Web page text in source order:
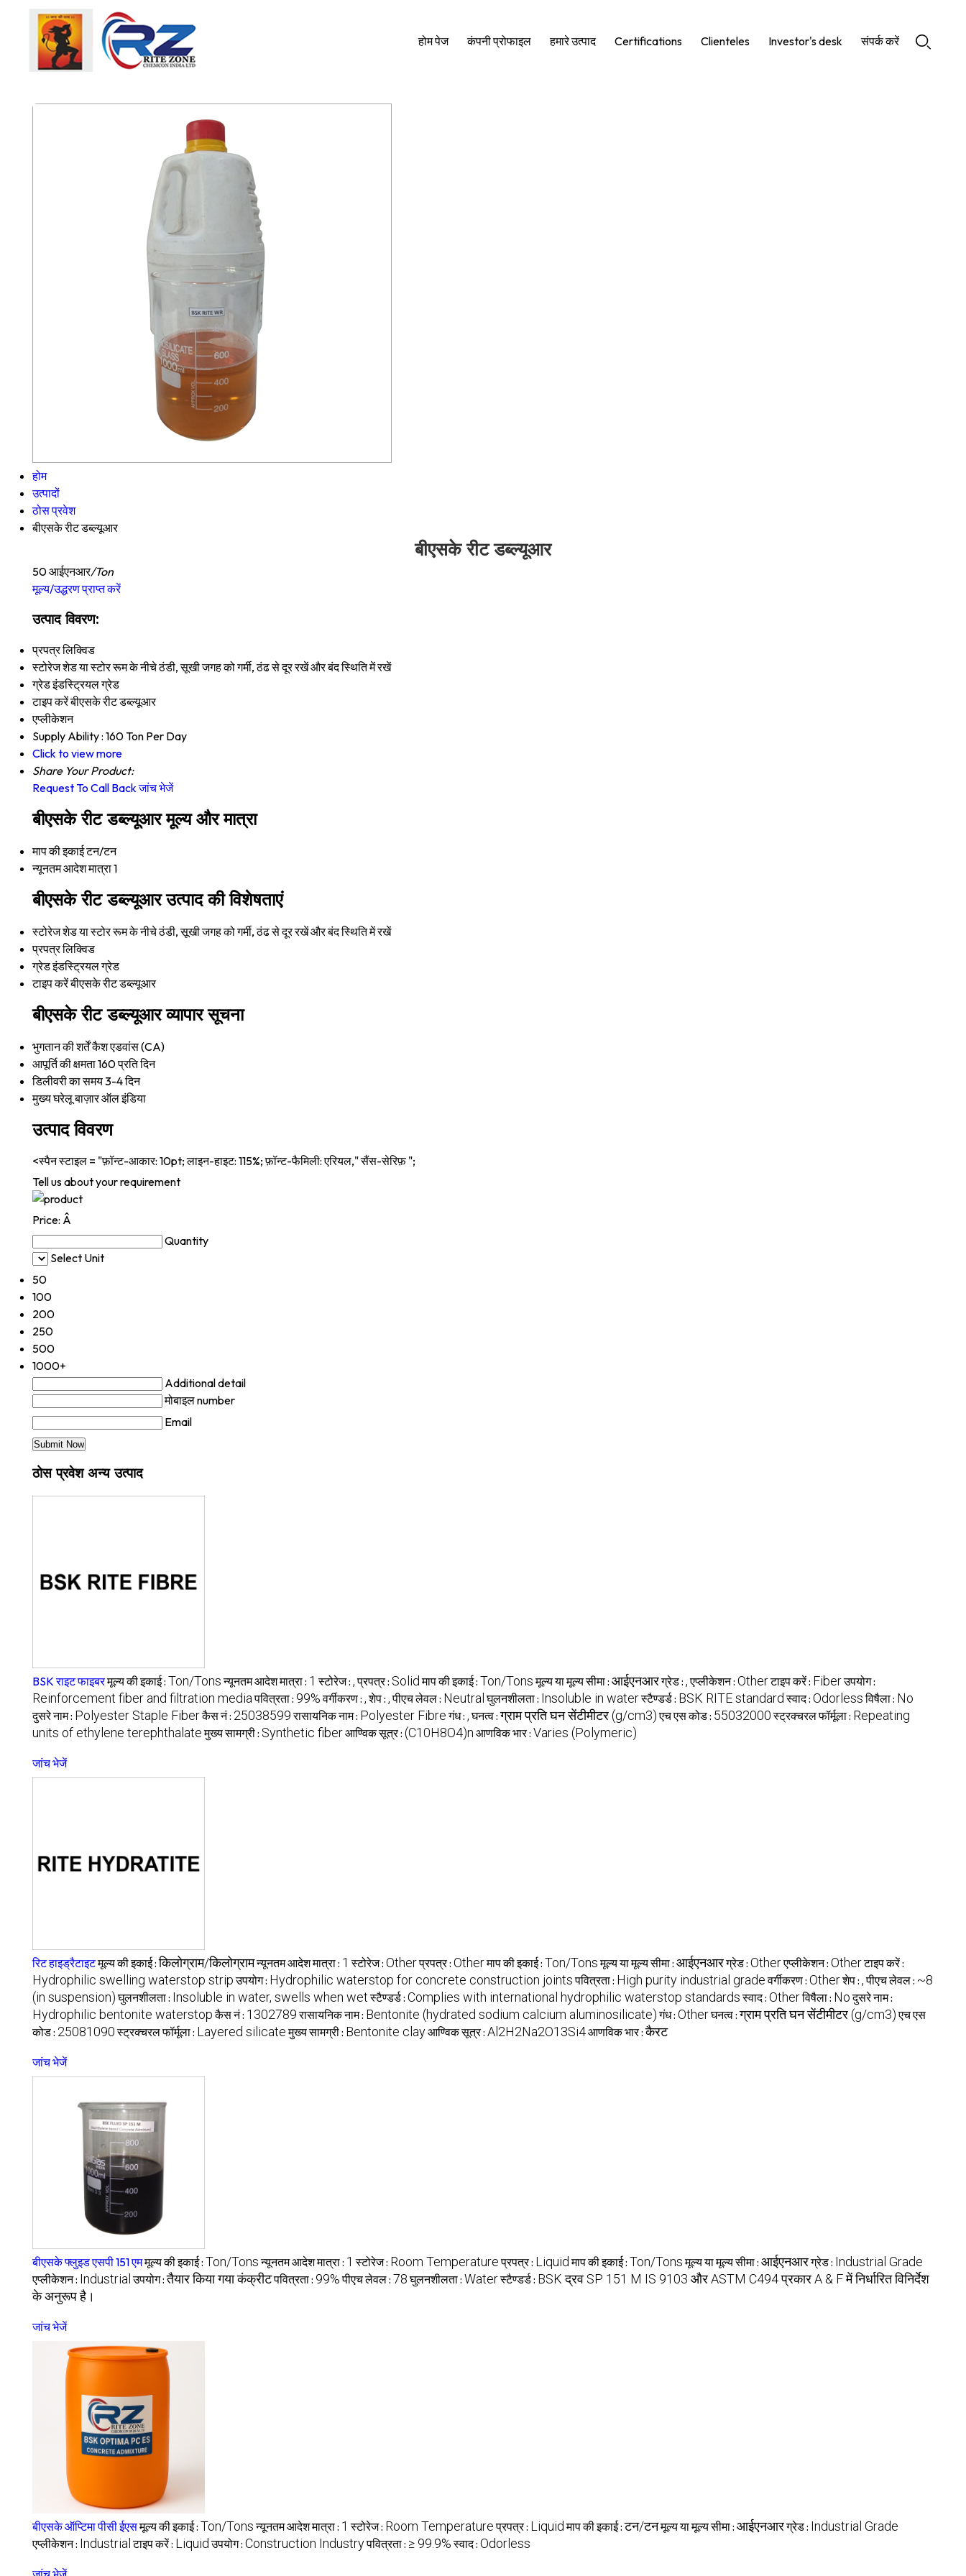
होम पेज कंपनी प्रोफाइल हमारे उत्पाद Certifications Clienteles Investor's desk संपर्क करें
होम
उत्पादों
ठोस प्रवेश
बीएसके रीट डब्ल्यूआर
बीएसके रीट डब्ल्यूआर
50 आईएनआर/Ton
मूल्य/उद्धरण प्राप्त करें
उत्पाद विवरण:
प्रपत्रलिक्विड
स्टोरेजशेड या स्टोर रूम के नीचे ठंडी, सूखी जगह को गर्मी, ठंढ से दूर रखें और बंद स्थिति में रखें
ग्रेडइंडस्ट्रियल ग्रेड
टाइप करेंबीएसके रीट डब्ल्यूआर
एप्लीकेशन
Supply Ability : 160 Ton Per Day
Click to view more
Share Your Product:
Request To Call Backजांच भेजें
बीएसके रीट डब्ल्यूआर मूल्य और मात्रा
माप की इकाईटन/टन
न्यूनतम आदेश मात्रा1
बीएसके रीट डब्ल्यूआर उत्पाद की विशेषताएं
स्टोरेजशेड या स्टोर रूम के नीचे ठंडी, सूखी जगह को गर्मी, ठंढ से दूर रखें और बंद स्थिति में रखें
प्रपत्रलिक्विड
ग्रेडइंडस्ट्रियल ग्रेड
टाइप करेंबीएसके रीट डब्ल्यूआर
बीएसके रीट डब्ल्यूआर व्यापार सूचना
भुगतान की शर्तेंकैश एडवांस (CA)
आपूर्ति की क्षमता160 प्रति दिन
डिलीवरी का समय3-4 दिन
मुख्य घरेलू बाज़ारऑल इंडिया
उत्पाद विवरण
<स्पैन स्टाइल = "फ़ॉन्ट-आकार: 10pt; लाइन-हाइट: 115%; फ़ॉन्ट-फैमिली: एरियल," सैंस-सेरिफ़ ";
Tell us about your requirement
Price: Â
Quantity
Select Unit
50
100
200
250
500
1000+
Additional detail
मोबाइल number
Email
ठोस प्रवेश अन्य उत्पाद
BSK राइट फाइबरमूल्य की इकाई : Ton/Tons न्यूनतम आदेश मात्रा : 1 स्टोरेज : , प्रपत्र : Solid माप की इकाई : Ton/Tons मूल्य या मूल्य सीमा : आईएनआरग्रेड : , एप्लीकेशन : Otherटाइप करें : Fiberउपयोग :
Reinforcement fiber and filtration media पवित्रता : 99% वर्गीकरण : , शेप : , पीएच लेवल : Neutral घुलनशीलता : Insoluble in waterस्टैण्डर्ड : BSK RITE standard स्वाद : Odorless विषैला : No
दुसरे नाम : Polyester Staple Fiberकैस नं : 25038599 रासायनिक नाम : Polyester Fibre गंध : , घनत्व :ग्राम प्रति घन सेंटीमीटर (g/cm3) एच एस कोड : 55032000 स्ट्रक्चरल फॉर्मूला : Repeating
units of ethylene terephthalate मुख्य सामग्री : Synthetic fiberआण्विक सूत्र : (C10H8O4)n आणविक भार : Varies (Polymeric)
जांच भेजें
रिट हाइड्रैटाइटमूल्य की इकाई :किलोग्राम/किलोग्रामन्यूनतम आदेश मात्रा : 1 स्टोरेज : Otherप्रपत्र : Otherमाप की इकाई : Ton/Tons मूल्य या मूल्य सीमा : आईएनआरग्रेड : Otherएप्लीकेशन : Otherटाइप करें :
Hydrophilic swelling waterstop strip उपयोग : Hydrophilic waterstop for concrete construction joints पवित्रता : High purity industrial grade वर्गीकरण : Otherशेप : , पीएच लेवल : ~8
(in suspension) घुलनशीलता : Insoluble in water, swells when wet स्टैण्डर्ड : Complies with international hydrophilic waterstop standards स्वाद : Otherविषैला : No दुसरे नाम :
Hydrophilic bentonite waterstop कैस नं : 1302789 रासायनिक नाम : Bentonite (hydrated sodium calcium aluminosilicate) गंध : Otherघनत्व :ग्राम प्रति घन सेंटीमीटर (g/cm3) एच एस
कोड : 25081090 स्ट्रक्चरल फॉर्मूला : Layered silicate मुख्य सामग्री : Bentonite clayआण्विक सूत्र : Al2H2Na2O13Si4आणविक भार :कैरट
जांच भेजें
बीएसके फ्लुइड एसपी 151 एममूल्य की इकाई : Ton/Tons न्यूनतम आदेश मात्रा : 1 स्टोरेज : Room Temperature प्रपत्र : Liquid माप की इकाई : Ton/Tons मूल्य या मूल्य सीमा : आईएनआरग्रेड : Industrial Grade
एप्लीकेशन : Industrial उपयोग :तैयार किया गया कंक्रीटपवित्रता : 99% पीएच लेवल : 78 घुलनशीलता : Waterस्टैण्डर्ड : BSK द्रव SP 151 M IS 9103 और ASTM C494 प्रकार A & F में निर्धारित विनिर्देश
के अनुरूप है।
जांच भेजें
बीएसके ऑप्टिमा पीसी ईएसमूल्य की इकाई : Ton/Tons न्यूनतम आदेश मात्रा : 1 स्टोरेज : Room Temperature प्रपत्र : Liquid माप की इकाई :टन/टनमूल्य या मूल्य सीमा : आईएनआरग्रेड : Industrial Grade
एप्लीकेशन : Industrial टाइप करें : Liquid उपयोग : Construction Industryपवित्रता : ≥ 99.9% स्वाद : Odorless